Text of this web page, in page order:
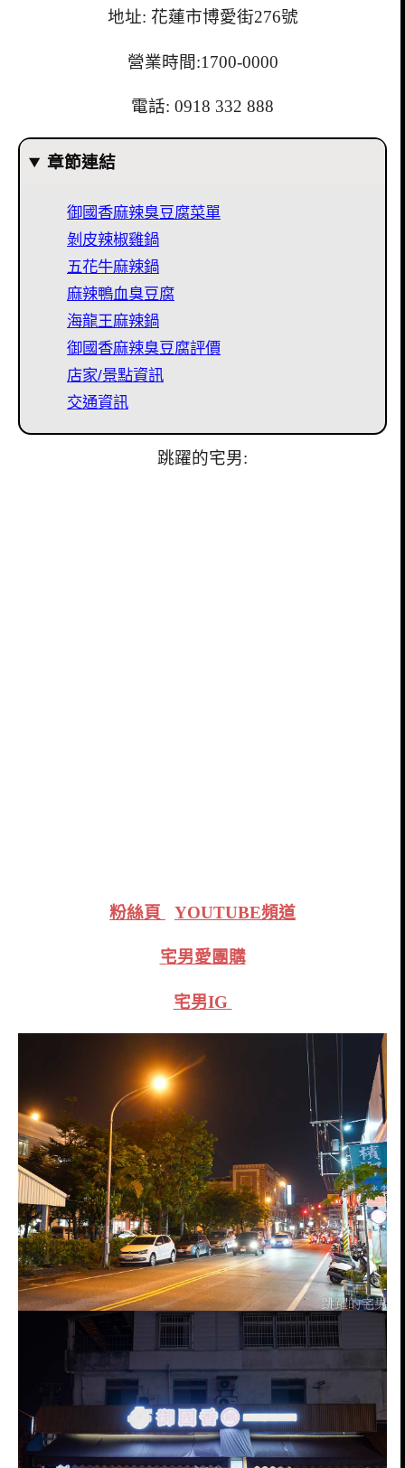
地址: 花蓮市博愛街276號
營業時間:1700-0000
電話: 0918 332 888
章節連結
御國香麻辣臭豆腐菜單
剝皮辣椒雞鍋
五花牛麻辣鍋
麻辣鴨血臭豆腐
海龍王麻辣鍋
御國香麻辣臭豆腐評價
店家/景點資訊
交通資訊
跳躍的宅男:
粉絲頁 YOUTUBE頻道
宅男愛團購
宅男IG